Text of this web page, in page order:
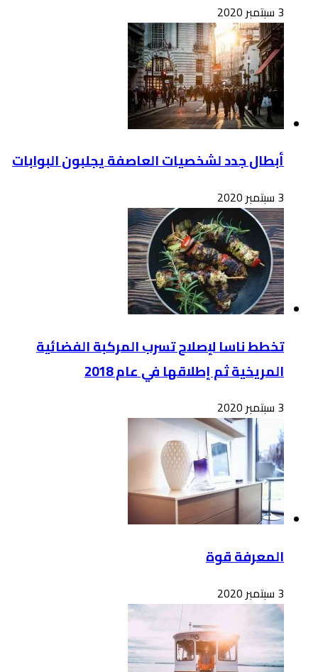
3 سبتمبر 2020
أبطال جدد لشخصيات العاصفة يجلبون البوابات
3 سبتمبر 2020
تخطط ناسا لإصلاح تسرب المركبة الفضائية
المريخية ثم إطلاقها في عام 2018
3 سبتمبر 2020
المعرفة قوة
3 سبتمبر 2020